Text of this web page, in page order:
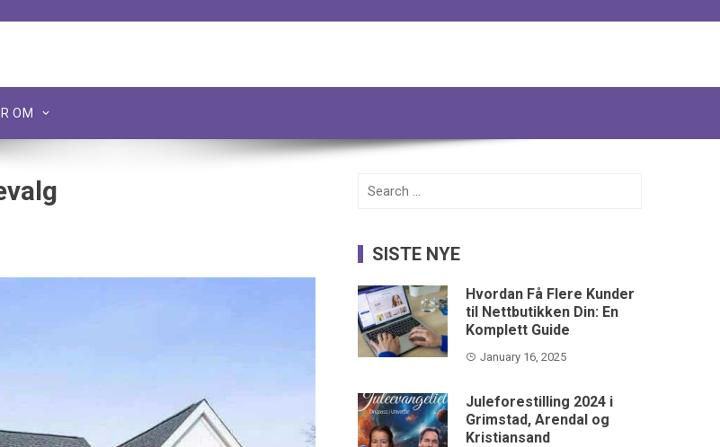
OM
Search
SISTE NYE
Hvordan Få Flere Kunder
til Nettbutikken Din: En
Komplett Guide
January 16, 2025
Juleforestilling 2024 i
Grimstad, Arendal og
Kristiansand